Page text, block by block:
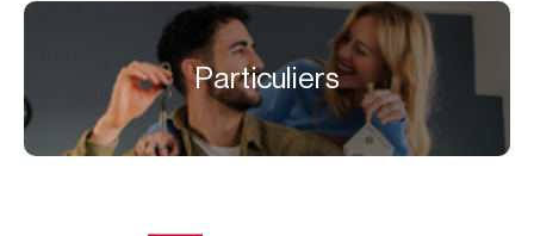
Particuliers